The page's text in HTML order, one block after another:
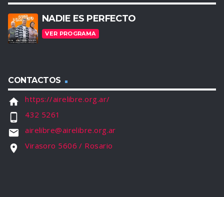
NADIE ES PERFECTO
VER PROGRAMA
CONTACTOS
home https://airelibre.org.ar/
phone_android 432 5261
email airelibre@airelibre.org.ar
location_on Virasoro 5606 / Rosario